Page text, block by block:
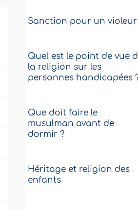
Sanction pour un violeur
Quel est le point de vue
la religion sur les
personnes handicapées
Que doit faire le
musulman avant de
dormir ?
Héritage et religion des
enfants